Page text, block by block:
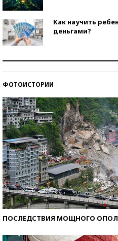
Как научить
деньгами?
ФОТОИСТОРИИ
ПОСЛЕДСТВИЯ МОЩНОГО